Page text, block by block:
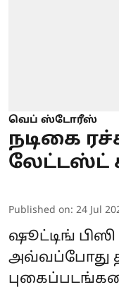
வெப் ஸ்டோரீஸ்
நடிகை
லேட்டஸ்ட்
Published on: 24 Jul
ஷூட்டிங்
அவ்வப்போது